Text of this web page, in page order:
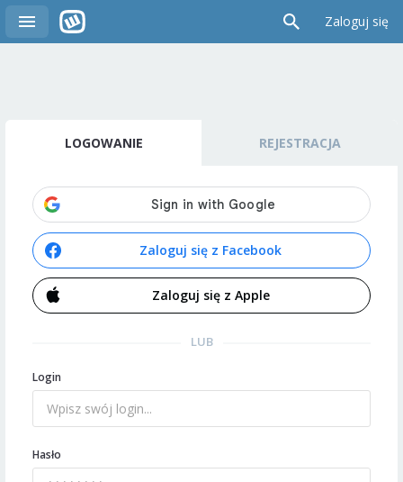
Zaloguj się
LOGOWANIE REJESTRACJA
Zaloguj się z Facebook
Zaloguj się z Apple
LUB
Login
Hasło